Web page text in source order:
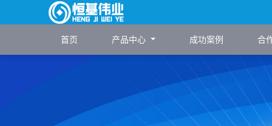
首页 产品中心 成功案例 合